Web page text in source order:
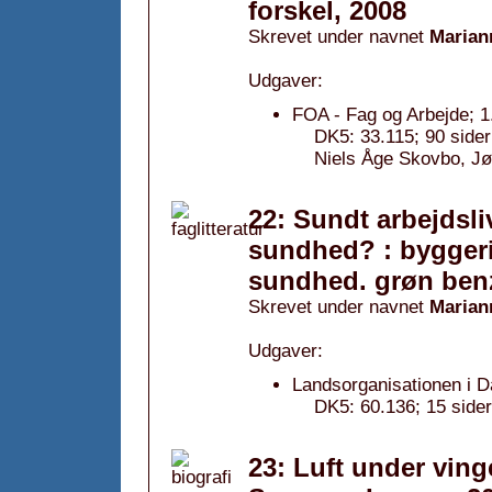
forskel, 2008
Skrevet under navnet
Udgaver:
FOA - Fag og Arbejde;
DK5: 33.115; 90
Niels Åge Skovbo,
22: Sundt
sundhed? :
sundhed. grøn
Skrevet under navnet
Udgaver:
Landsorganisationen i
DK5: 60.136; 15
23: Luft under